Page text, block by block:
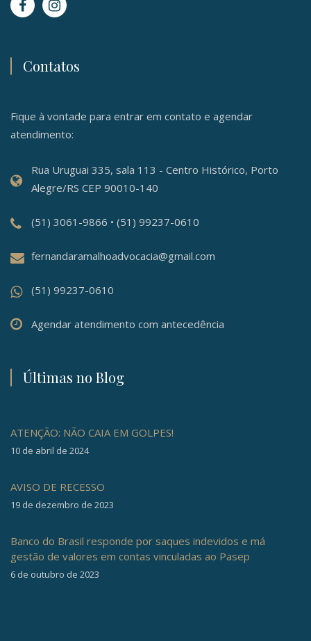
Contatos
Fique à vontade para entrar em contato e agendar
atendimento:
Rua Uruguai 335, sala 113 - Centro Histórico, Porto
Alegre/RS CEP 90010-140
(51) 3061-9866 • (51) 99237-0610
fernandaramalhoadvocacia@gmail.com
(51) 99237-0610
Agendar atendimento com antecedência
Últimas no Blog
ATENÇÃO: NÃO CAIA EM GOLPES!
10 de abril de 2024
AVISO DE RECESSO
19 de dezembro de 2023
Banco do Brasil responde por saques indevidos e má
gestão de valores em contas vinculadas ao Pasep
6 de outubro de 2023